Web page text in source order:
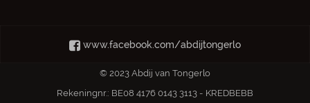
www.facebook.com/abdijtongerlo
© 2023 Abdij van Tongerlo
Rekeningnr.: BE08 4176 0143 3113 - KREDBEBB